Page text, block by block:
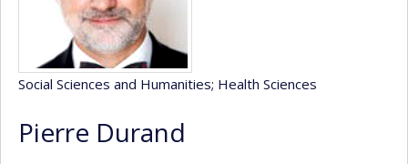
Social Sciences and Humanities; Health Sciences
Pierre Durand